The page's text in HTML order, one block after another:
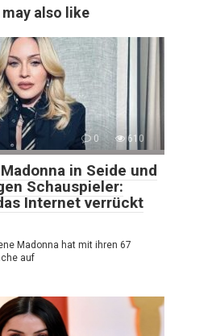
may also like
0 610
in Seide und
Schauspieler:
Internet verrückt
Madonna hat mit ihren 67
auf